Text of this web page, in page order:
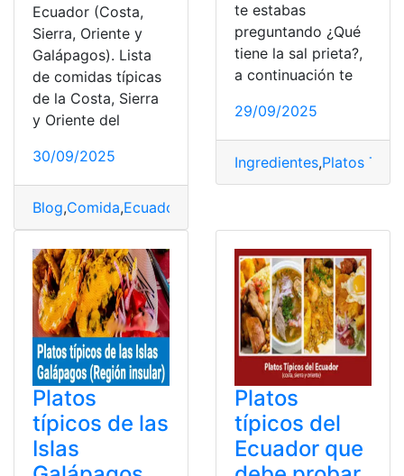
Ecuador (Costa,
Sierra, Oriente y
Galápagos). Lista
de comidas típicas
de la Costa, Sierra
y Oriente del
30/09/2025
Blog,Comida,Ecuador
te estabas
preguntando ¿Qué
tiene la sal prieta?,
a continuación te
29/09/2025
Ingredientes,Platos
Platos
típicos de las
Islas
Platos
típicos del
Ecuador que